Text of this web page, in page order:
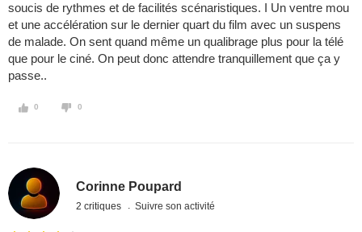
soucis de rythmes et de facilités scénaristiques. I Un ventre mou
et une accélération sur le dernier quart du film avec un suspens
de malade. On sent quand même un qualibrage plus pour la télé
que pour le ciné. On peut donc attendre tranquillement que ça y
passe..
0 0
Corinne Poupard
2 critiques Suivre son activité